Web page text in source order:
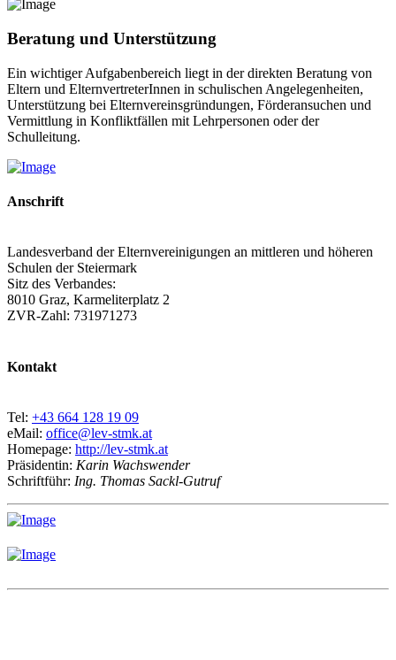
Beratung und Unterstützung
Ein wichtiger Aufgabenbereich liegt in der direkten Beratung von
Eltern und ElternvertreterInnen in schulischen Angelegenheiten,
Unterstützung bei Elternvereinsgründungen, Förderansuchen und
Vermittlung in Konfliktfällen mit Lehrpersonen oder der
Schulleitung.
Anschrift
Landesverband der Elternvereinigungen an mittleren und höheren
Schulen der Steiermark
Sitz des Verbandes:
8010 Graz, Karmeliterplatz 2
ZVR-Zahl: 731971273
Kontakt
Tel: +43 664 128 19 09
eMail: office@lev-stmk.at
Homepage: http://lev-stmk.at
Präsidentin: Karin Wachswender
Schriftführ: Ing. Thomas Sackl-Gutruf